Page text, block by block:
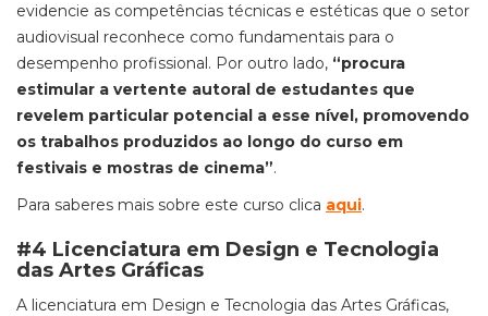
evidencie as competências técnicas e estéticas que o setor
audiovisual reconhece como fundamentais para o
desempenho profissional. Por outro lado, “procura
estimular a vertente autoral de estudantes que
revelem particular potencial a esse nível, promovendo
os trabalhos produzidos ao longo do curso em
festivais e mostras de cinema”.
Para saberes mais sobre este curso clica aqui.
#4 Licenciatura em Design e Tecnologia
das Artes Gráficas
A licenciatura em Design e Tecnologia das Artes Gráficas,